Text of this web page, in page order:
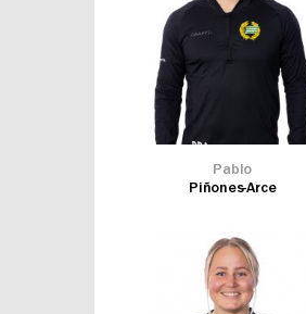
Pablo
Piñones-Arce